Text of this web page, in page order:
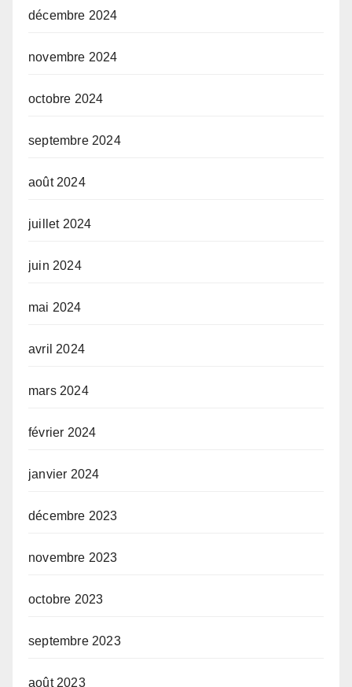
décembre 2024
novembre 2024
octobre 2024
septembre 2024
août 2024
juillet 2024
juin 2024
mai 2024
avril 2024
mars 2024
février 2024
janvier 2024
décembre 2023
novembre 2023
octobre 2023
septembre 2023
août 2023